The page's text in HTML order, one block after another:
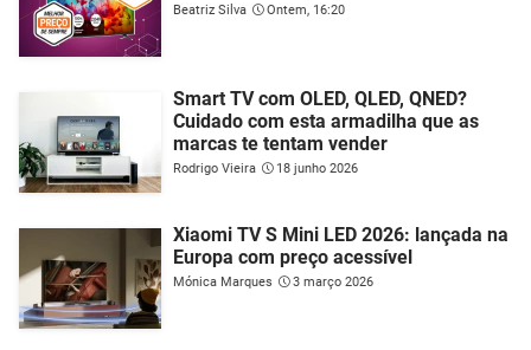
Beatriz Silva Ontem, 16:20
Smart TV com OLED, QLED, QNED?
Cuidado com esta armadilha que as
marcas te tentam vender
Rodrigo Vieira 18 junho 2026
Xiaomi TV S Mini LED 2026: lançada na
Europa com preço acessível
Mónica Marques 3 março 2026